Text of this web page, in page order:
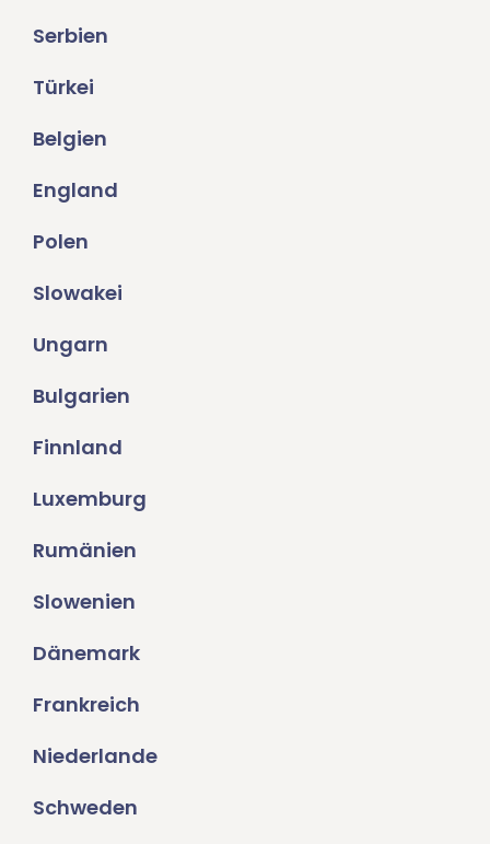
Serbien
Türkei
Belgien
England
Polen
Slowakei
Ungarn
Bulgarien
Finnland
Luxemburg
Rumänien
Slowenien
Dänemark
Frankreich
Niederlande
Schweden